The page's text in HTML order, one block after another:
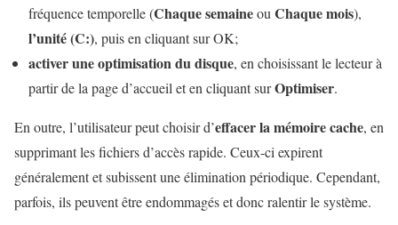
fréquence temporelle (Chaque semaineou Chaque mois),
l’unité (C:), puis en cliquant sur OK;
activer une optimisation du disque, en choisissant le lecteur à
partir de la page d’accueil et en cliquant surOptimiser.
En outre, l’utilisateur peut choisir d’effacer la mémoire cache, en
supprimant les fichiers d’accès rapide. Ceux-ci expirent
généralement et subissent une élimination périodique. Cependant,
parfois, ils peuvent être endommagés et donc ralentir le système.